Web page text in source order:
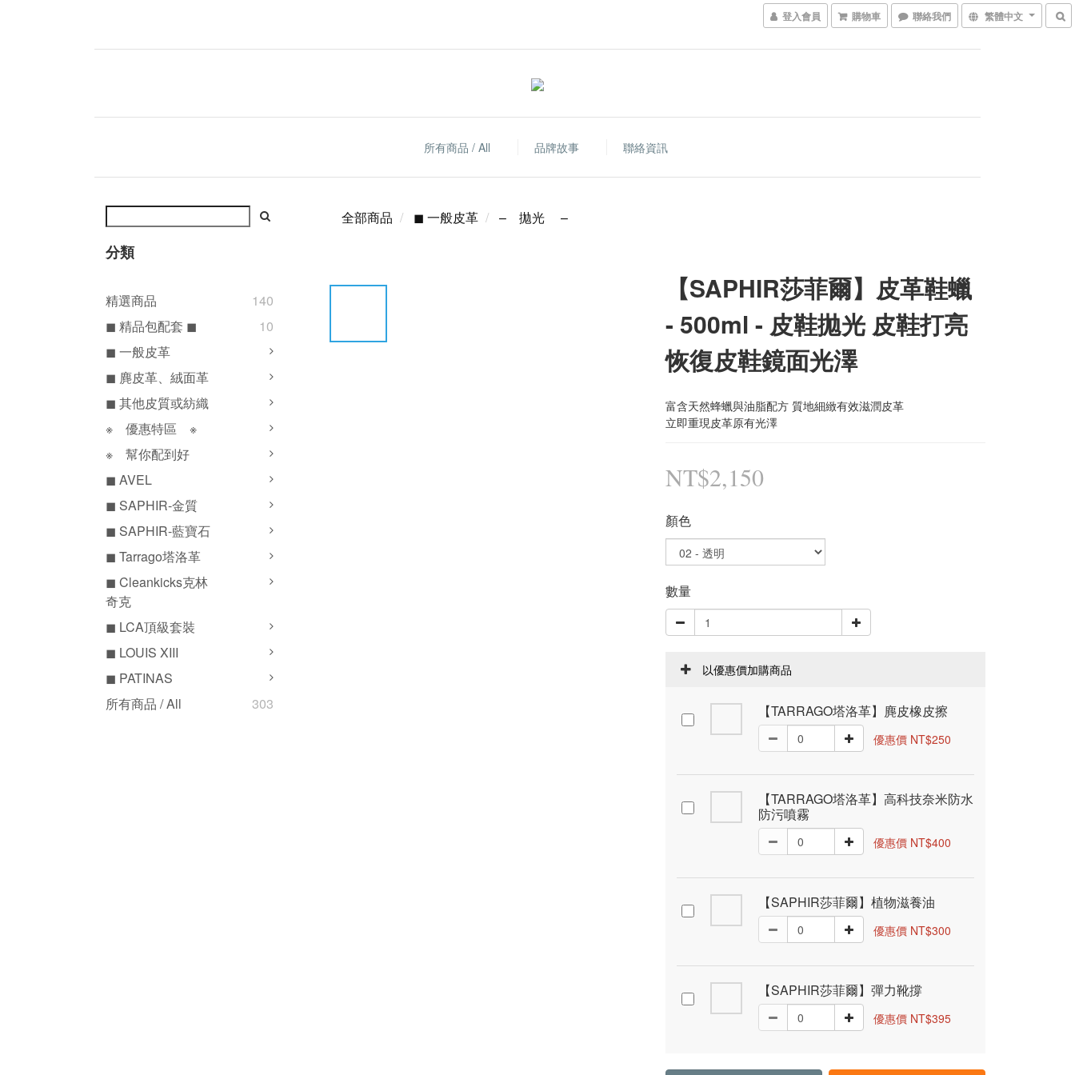
登入會員 購物車 聯絡我們 繁體中文
所有商品 / All 品牌故事 聯絡資訊
分類
精選商品
140
◼ 精品包配套 ◼
10
◼ 一般皮革
◼ 麂皮革、絨面革
◼ 其他皮質或紡織
※ 優惠特區 ※
※ 幫你配到好
◼ AVEL
◼ SAPHIR-金質
◼ SAPHIR-藍寶石
◼ Tarrago塔洛革
◼ Cleankicks克林
奇克
◼ LCA頂級套裝
◼ LOUIS XIII
◼ PATINAS
所有商品 / All
303
全部商品 ◼ 一般皮革 – 拋光 –
【SAPHIR莎菲爾】皮革鞋蠟
- 500ml - 皮鞋拋光 皮鞋打亮
恢復皮鞋鏡面光澤
富含天然蜂蠟與油脂配方 質地細緻有效滋潤皮革
立即重現皮革原有光澤
NT$2,150
顏色
數量
以優惠價加購商品
【TARRAGO塔洛革】麂皮橡皮擦
優惠價 NT$250
【TARRAGO塔洛革】高科技奈米防水
防污噴霧
優惠價 NT$400
【SAPHIR莎菲爾】植物滋養油
優惠價 NT$300
【SAPHIR莎菲爾】彈力靴撐
優惠價 NT$395